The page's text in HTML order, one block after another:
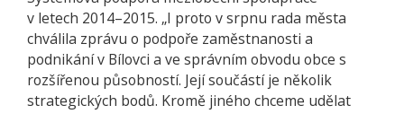
v letech 2014–2015. „I proto v srpnu rada města
chválila zprávu o podpoře zaměstnanosti a
podnikání v Bílovci a ve správním obvodu obce s
rozšířenou působností. Její součástí je několik
strategických bodů. Kromě jiného chceme udělat